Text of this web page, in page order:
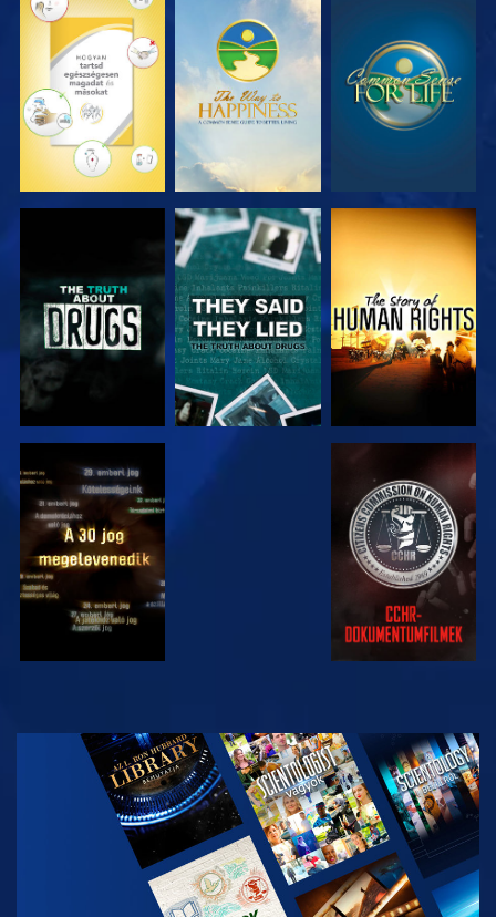
MŰSORNÉZÉS MŰSORNÉZÉS MŰSORNÉZÉS
MŰSORNÉZÉS MŰSORNÉZÉS MŰSORNÉZÉS
MŰSORNÉZÉS MŰSORNÉZÉS
MŰSORNÉZÉS
A SOROZAT
RÉSZEI